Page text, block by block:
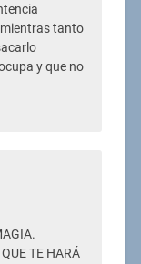
tanto
y que no
TE HARÁ